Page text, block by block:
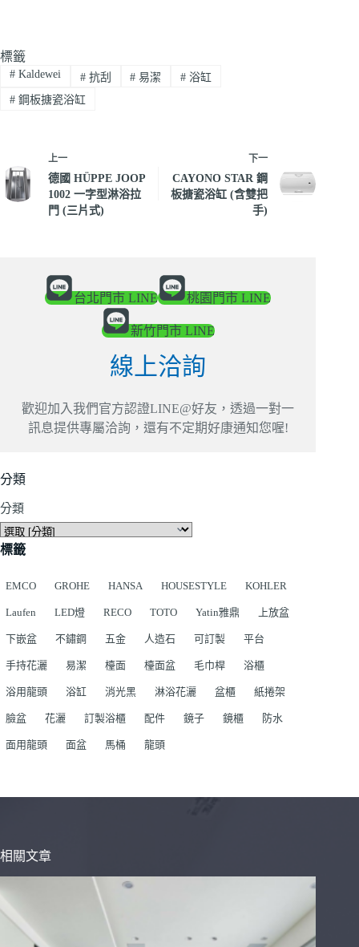
標籤
#Kaldewei #抗刮 # 易潔 # 浴缸
#鋼板搪瓷浴缸
上一
德國 HÜPPE JOOP
1002 一字型淋浴拉
門 (三片式)
下一
CAYONO STAR 鋼
板搪瓷浴缸 (含雙把
手)
台北門市 LINE 桃園門市 LINE
新竹門市 LINE
線上洽詢
歡迎加入我們官方認證LINE@好友，透過一對一
訊息提供專屬洽詢，還有不定期好康通知您喔!
分類
分類
標籤
EMCO GROHE HANSA HOUSESTYLE KOHLER
Laufen LED燈 RECO TOTO Yatin雅鼎 上放盆
下嵌盆 不鏽鋼 五金 人造石 可訂製 平台
手持花灑 易潔 檯面 檯面盆 毛巾桿 浴櫃
浴用龍頭 浴缸 消光黑 淋浴花灑 盆櫃 紙捲架
臉盆 花灑 訂製浴櫃 配件 鏡子 鏡櫃 防水
面用龍頭 面盆 馬桶 龍頭
相關文章